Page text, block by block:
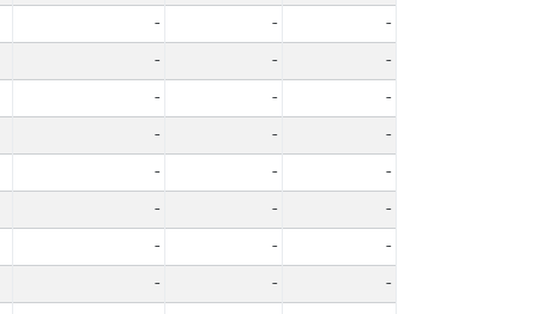
- -
-
- -
-
- -
-
- -
-
- -
-
- -
-
- -
-
- -
-